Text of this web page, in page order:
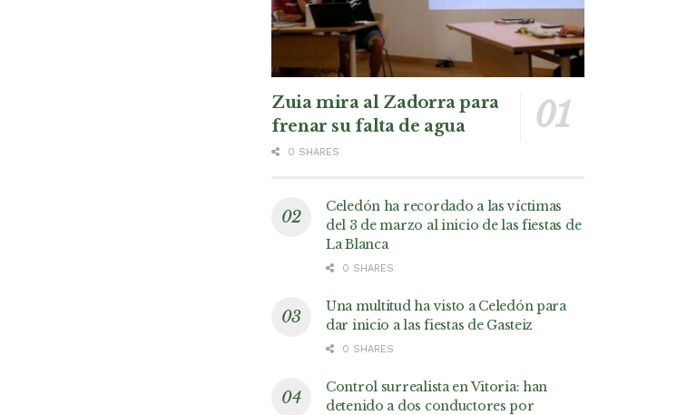
Zuia mira al Zadorra para
frenar su falta de agua
0 SHARES
Celedón ha recordado a las víctimas
del 3 de marzo al inicio de las fiestas de
La Blanca
0 SHARES
Una multitud ha visto a Celedón para
dar inicio a las fiestas de Gasteiz
0 SHARES
Control surrealista en Vitoria: han
detenido a dos conductores por